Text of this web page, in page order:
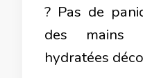
? Pas de
des mains
hydratées